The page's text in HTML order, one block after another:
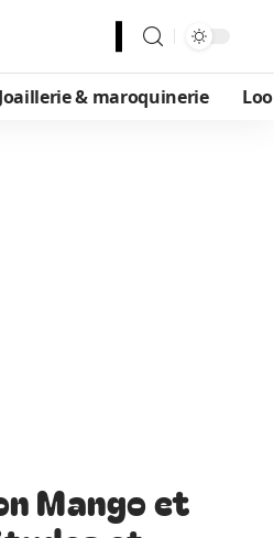
Joaillerie & maroquinerie
Mango et